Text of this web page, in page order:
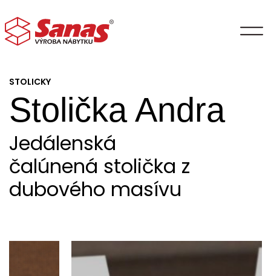
STOLICKY
Stolička Andra
Jedálenská
čalúnená stolička z
dubového masívu